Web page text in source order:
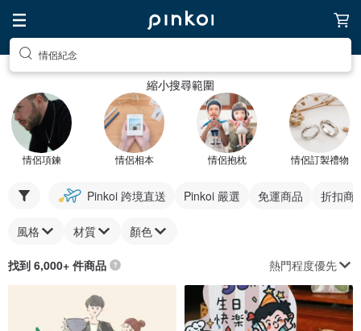
情侶紀念
縮小搜尋範圍
情侶項鍊 情侶相本 情侶抱枕 情侶訂製禮物
Pinkoi 跨境直送 Pinkoi 嚴選 免運商品 折扣商
風格 材質 顏色
找到 6,000+ 件商品 熱門程度優先